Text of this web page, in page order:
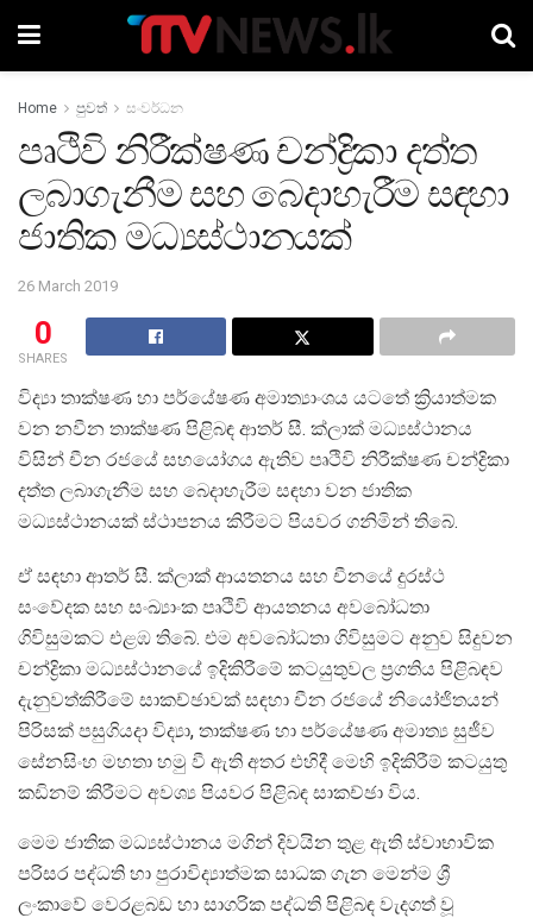
Home පුවත් සංවර්ධන
පෘථිවි නිරීක්ෂණ චන්ද්‍රිකා දත්ත
ලබාගැනීම සහ බෙදාහැරීම සඳහා
ජාතික මධ්‍යස්ථානයක්
26 March 2019
0
SHARES
විද්‍යා තාක්ෂණ හා පර්යේෂණ අමාත්‍යාංශය යටතේ ක්‍රියාත්මක
වන නවීන තාක්ෂණ පිළිබඳ ආතර් සී. ක්ලාක් මධ්‍යස්ථානය
විසින් චීන රජයේ සහයෝගය ඇතිව පෘථිවි නිරීක්ෂණ චන්ද්‍රිකා
දත්ත ලබාගැනීම සහ බෙදාහැරීම සඳහා වන ජාතික
මධ්‍යස්ථානයක් ස්ථාපනය කිරීමට පියවර ගනිමින් තිබේ.
ඒ සඳහා ආතර් සී. ක්ලාක් ආයතනය සහ චීනයේ දුරස්ථ
සංවේදක සහ සංඛ්‍යාංක පෘථිවි ආයතනය අවබෝධතා
ගිවිසුමකට එළඹ තිබේ. එම අවබෝධතා ගිවිසුමට අනුව සිදුවන
චන්ද්‍රිකා මධ්‍යස්ථානයේ ඉදිකිරීමේ කටයුතුවල ප්‍රගතිය පිළිබඳව
දැනුවත්කිරීමේ සාකච්ඡාවක් සඳහා චීන රජයේ නියෝජිතයන්
පිරිසක් පසුගියදා විද්‍යා, තාක්ෂණ හා පර්යේෂණ අමාත්‍ය සුජීව
සේනසිංහ මහතා හමු වී ඇති අතර එහිදී මෙහි ඉදිකිරීම් කටයුතු
කඩිනම් කිරීමට අවශ්‍ය පියවර පිළිබඳ සාකච්ඡා විය.
මෙම ජාතික මධ්‍යස්ථානය මගින් දිවයින තුළ ඇති ස්වාභාවික
පරිසර පද්ධති හා පුරාවිද්‍යාත්මක සාධක ගැන මෙන්ම ශ්‍රී
ලංකාවේ වෙරළබඩ හා සාගරික පද්ධති පිළිබඳ වැදගත් වූ